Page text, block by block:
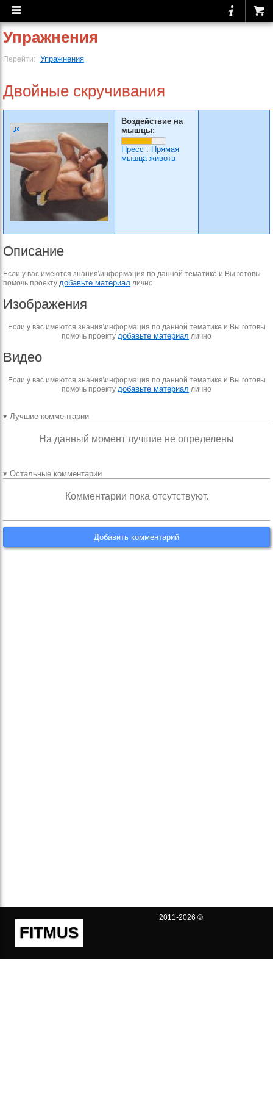
Упражнения
Перейти: Упражнения
Двойные скручивания
Воздействие на
мышцы:
Пресс : Прямая
мышца живота
Описание
Если у вас имеются знания\информация по данной тематике и Вы готовы
помочь проекту добавьте материал лично
Изображения
Если у вас имеются знания\информация по данной тематике и Вы готовы
помочь проекту добавьте материал лично
Видео
Если у вас имеются знания\информация по данной тематике и Вы готовы
помочь проекту добавьте материал лично
▾ Лучшие комментарии
На данный момент лучшие не определены
▾ Остальные комментарии
Комментарии пока отсутствуют.
Добавить комментарий
FITMUS
2011-2026 ©